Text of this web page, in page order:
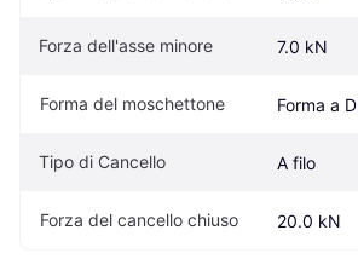
Forza dell'asse minore 7.0 kN
Forma del moschettone Forma a D
Tipo di Cancello A filo
Forza del cancello chiuso 20.0 kN